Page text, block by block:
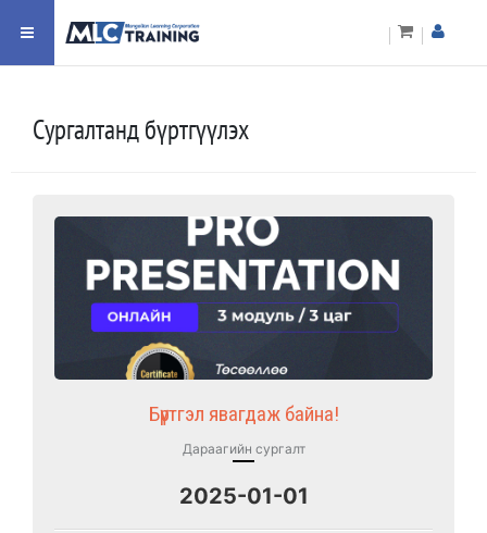
Сургалтанд бүртгүүлэх
Бүртгэл явагдаж байна!
Дараагийн сургалт
2025-01-01